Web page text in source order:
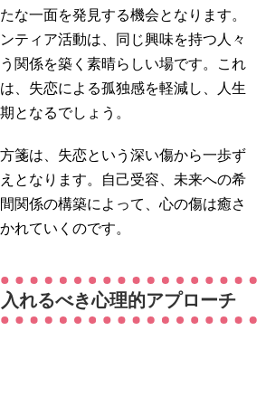
な一面を発見する機会となります。
ティア活動は、同じ興味を持つ人々
関係を築く素晴らしい場です。これ
、失恋による孤独感を軽減し、人生
となるでしょう。
箋は、失恋という深い傷から一歩ず
となります。自己受容、未来への希
関係の構築によって、心の傷は癒さ
れていくのです。
れるべき心理的アプローチ